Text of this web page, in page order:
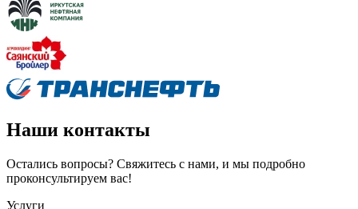
Наши контакты
Остались вопросы? Свяжитесь с нами, и мы подробно
проконсультируем вас!
Услуги